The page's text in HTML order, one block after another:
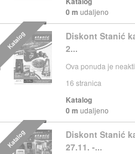
0 m udaljeno
Diskont Stanić
2...
Ova ponuda je
16 stranica
Katalog
0 m udaljeno
Katalog
Diskont Stanić
27.11. -...
Katalog